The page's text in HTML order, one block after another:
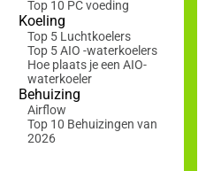
Top 10 PC voeding
Koeling
Top 5 Luchtkoelers
Top 5 AIO -waterkoelers
Hoe plaats je een AIO-
waterkoeler
Behuizing
Airflow
Top 10 Behuizingen van
2026